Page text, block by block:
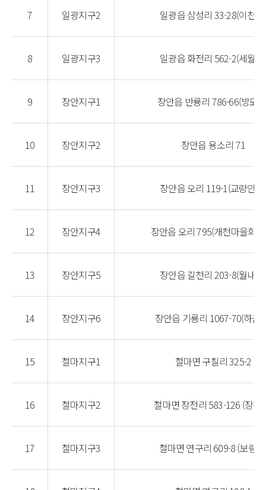
7 일광지구2 일광읍 삼성리 33-28(이천교)
8 일광지구3 일광읍 화전리 562-2(세월교)
9 장안지구1 장안읍 반룡리 786-66(방모
10 장안지구2 장안읍 용소리 71
11 장안지구3 장안읍 오리 119-1(교량인근)
12 장안지구4 장안읍 오리 795(개천마을회
13 장안지구5 장안읍 길천리 203-8(월내교)
14 장안지구6 장안읍 기룡리 1067-70(하근
15 철마지구1 철마면 구칠리 325-2
16 철마지구2 철마면 장전리 583-126 (장전
17 철마지구3 철마면 연구리 609-8 (보림